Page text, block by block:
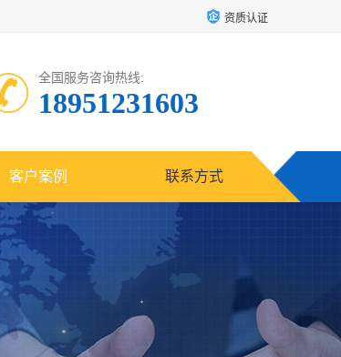
资质认证
全国服务咨询热线:
18951231603
客户案例 联系方式